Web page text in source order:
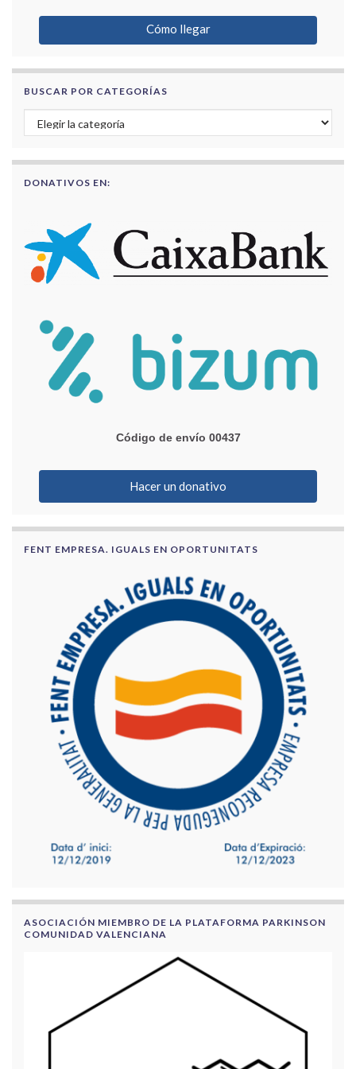
Cómo llegar
BUSCAR POR CATEGORÍAS
Buscar por categorías
DONATIVOS EN:
Código de envío 00437
Hacer un donativo
FENT EMPRESA. IGUALS EN OPORTUNITATS
ASOCIACIÓN MIEMBRO DE LA PLATAFORMA PARKINSON
COMUNIDAD VALENCIANA